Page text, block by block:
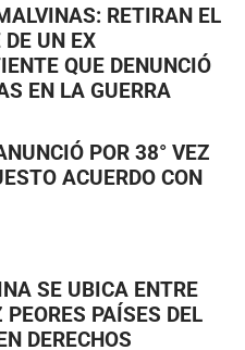
RETIRAN EL
UN EX
QUE DENUNCIÓ
EN LA GUERRA
POR 38° VEZ
ACUERDO CON
SE UBICA ENTRE
PEORES PAÍSES DEL
DERECHOS